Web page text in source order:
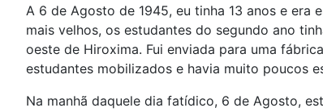
A 6 de Agosto de 1945, eu tinha 13 anos e era
mais velhos, os estudantes do segundo ano
oeste de Hiroxima. Fui enviada para uma
estudantes mobilizados e havia muito poucos
Na manhã daquele dia fatídico, 6 de Agosto,